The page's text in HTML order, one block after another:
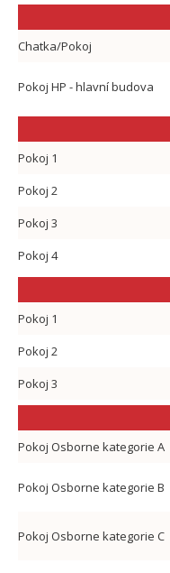
Chatka/Pokoj
Pokoj HP - hlavní budova
Pokoj 1
Pokoj 2
Pokoj 3
Pokoj 4
Pokoj 1
Pokoj 2
Pokoj 3
Pokoj Osborne kategorie A
Pokoj Osborne kategorie B
Pokoj Osborne kategorie C